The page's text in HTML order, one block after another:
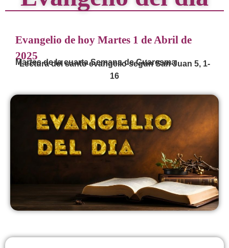
Evangelio de hoy Martes 1 de Abril de
2025
Martes de la cuarta Semana de Cuaresma
Lectura del santo evangelio según San Juan 5, 1-
16